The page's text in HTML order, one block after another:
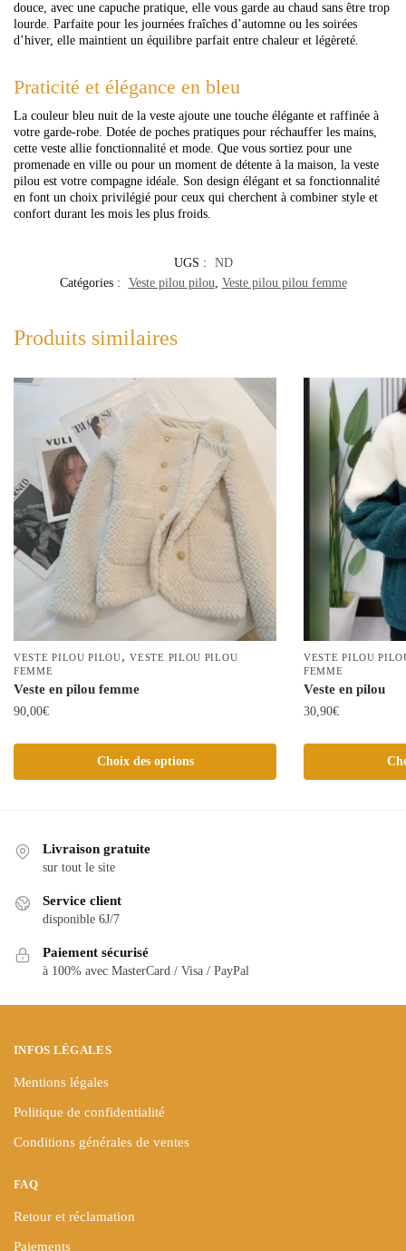
douce, avec une capuche pratique, elle vous garde au chaud sans être trop
lourde. Parfaite pour les journées fraîches d’automne ou les soirées
d’hiver, elle maintient un équilibre parfait entre chaleur et légèreté.
Praticité et élégance en bleu
La couleur bleu nuit de la veste ajoute une touche élégante et raffinée à
votre garde-robe. Dotée de poches pratiques pour réchauffer les mains,
cette veste allie fonctionnalité et mode. Que vous sortiez pour une
promenade en ville ou pour un moment de détente à la maison, la veste
pilou est votre compagne idéale. Son design élégant et sa fonctionnalité
en font un choix privilégié pour ceux qui cherchent à combiner style et
confort durant les mois les plus froids.
UGS :
ND
Catégories :
Veste pilou pilou, Veste pilou pilou femme
Produits similaires
VESTE PILOU PILOU,VESTE PILOU PILOU
FEMME
Veste en pilou femme
90,00€
Choix des options
Ce
Les
options
peuvent
sur
page
produit
VESTE PILOU
FEMME
Veste en pilou
30,90€
Ce
page
Livraison gratuite
sur tout le site
Service client
disponible 6J/7
Paiement sécurisé
à 100% avec MasterCard / Visa / PayPal
INFOS LÉGALES
Mentions légales
Politique de confidentialité
Conditions générales de ventes
FAQ
Retour et réclamation
Paiements